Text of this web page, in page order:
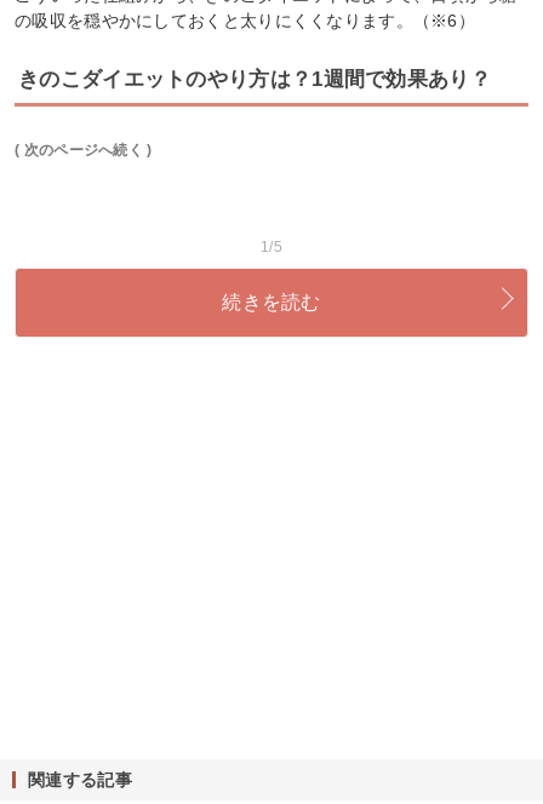
の吸収を穏やかにしておくと太りにくくなります。（※6）
きのこダイエットのやり方は？1週間で効果あり？
( 次のページへ続く )
1/5
続きを読む
関連する記事